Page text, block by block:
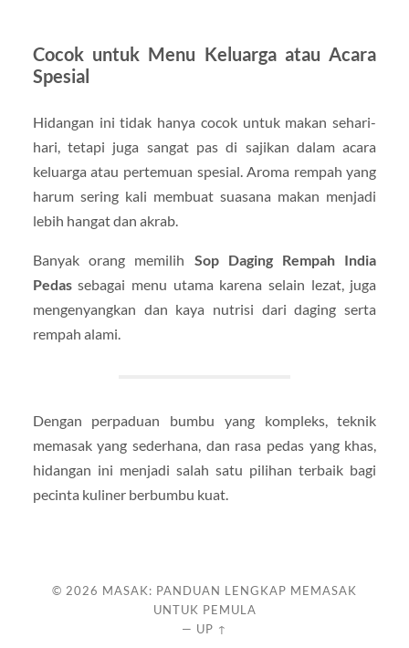
Cocok untuk Menu Keluarga atau Acara
Spesial
Hidangan ini tidak hanya cocok untuk makan sehari-
hari, tetapi juga sangat pas di sajikan dalam acara
keluarga atau pertemuan spesial. Aroma rempah yang
harum sering kali membuat suasana makan menjadi
lebih hangat dan akrab.
Banyak orang memilih Sop Daging Rempah India
Pedassebagai menu utama karena selain lezat, juga
mengenyangkan dan kaya nutrisi dari daging serta
rempah alami.
Dengan perpaduan bumbu yang kompleks, teknik
memasak yang sederhana, dan rasa pedas yang khas,
hidangan ini menjadi salah satu pilihan terbaik bagi
pecinta kuliner berbumbu kuat.
© 2026 MASAK: PANDUAN LENGKAP MEMASAK
UNTUK PEMULA
— UP ↑